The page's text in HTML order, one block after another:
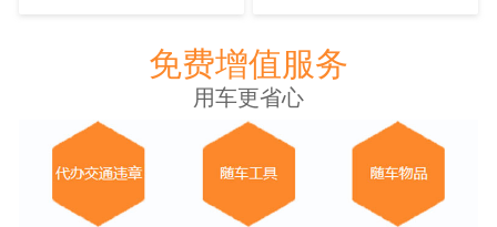
免费增值服务
用车更省心